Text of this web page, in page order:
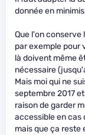
donnée en
Que l'on conserve
par exemple pour
là doivent même
nécessaire
Mais moi qui ne
septembre 2017
raison de garder
accessible en cas
mais que ça reste